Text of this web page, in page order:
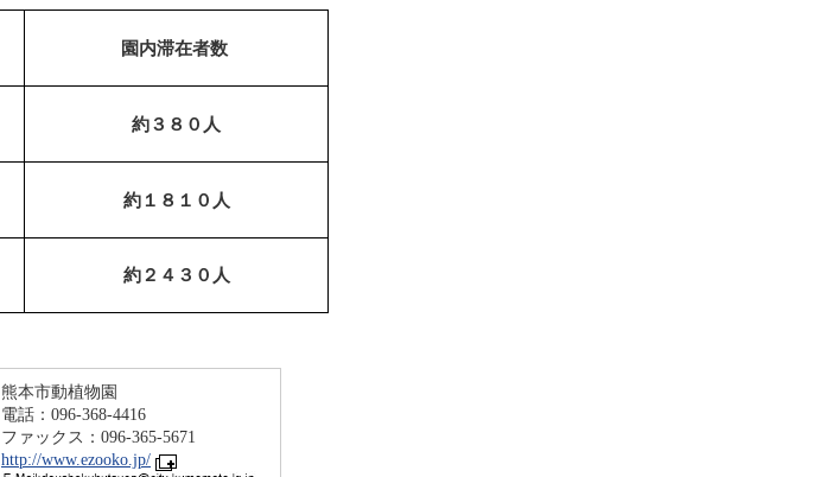
園内滞在者数
約３８０人
約１８１０人
約２４３０人
熊本市動植物園
電話：096-368-4416
ファックス：096-365-5671
http://www.ezooko.jp/